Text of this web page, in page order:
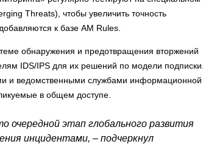
Threats), чтобы увеличить точность
к базе AM Rules.
обнаружения и предотвращения вторжений
IDS/IPS для их решений по модели подписки.
и ведомственными службами информационной
в общем доступе.
очередной этап глобального развития
инцидентами, – подчеркнул